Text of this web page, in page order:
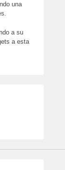
una
a su
a esta